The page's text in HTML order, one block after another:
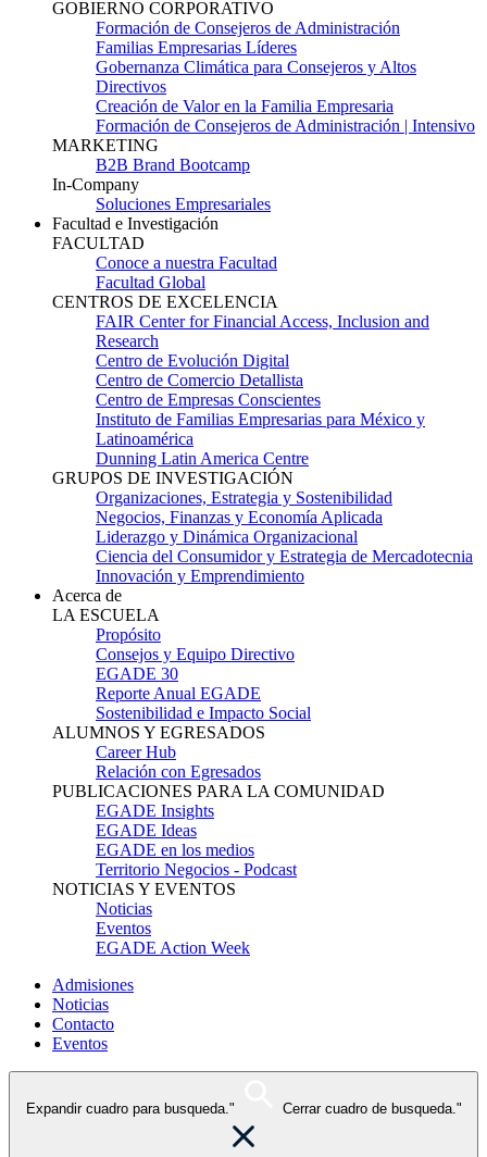
GOBIERNO CORPORATIVO
Formación de Consejeros de Administración
Familias Empresarias Líderes
Gobernanza Climática para Consejeros y Altos
Directivos
Creación de Valor en la Familia Empresaria
Formación de Consejeros de Administración | Intensivo
MARKETING
B2B Brand Bootcamp
In-Company
Soluciones Empresariales
Facultad e Investigación
FACULTAD
Conoce a nuestra Facultad
Facultad Global
CENTROS DE EXCELENCIA
FAIR Center for Financial Access, Inclusion and
Research
Centro de Evolución Digital
Centro de Comercio Detallista
Centro de Empresas Conscientes
Instituto de Familias Empresarias para México y
Latinoamérica
Dunning Latin America Centre
GRUPOS DE INVESTIGACIÓN
Organizaciones, Estrategia y Sostenibilidad
Negocios, Finanzas y Economía Aplicada
Liderazgo y Dinámica Organizacional
Ciencia del Consumidor y Estrategia de Mercadotecnia
Innovación y Emprendimiento
Acerca de
LA ESCUELA
Propósito
Consejos y Equipo Directivo
EGADE 30
Reporte Anual EGADE
Sostenibilidad e Impacto Social
ALUMNOS Y EGRESADOS
Career Hub
Relación con Egresados
PUBLICACIONES PARA LA COMUNIDAD
EGADE Insights
EGADE Ideas
EGADE en los medios
Territorio Negocios - Podcast
NOTICIAS Y EVENTOS
Noticias
Eventos
EGADE Action Week
Admisiones
Noticias
Contacto
Eventos
Expandir cuadro para busqueda." Cerrar cuadro de busqueda."